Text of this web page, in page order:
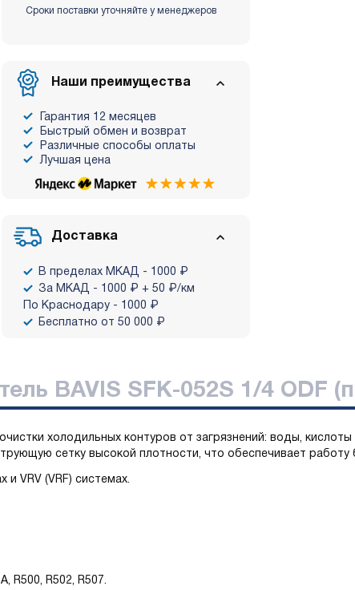
Сроки поставки уточняйте у менеджеров
Наши преимущества
Гарантия 12 месяцев
Быстрый обмен и возврат
Различные способы оплаты
Лучшая цена
Доставка
В пределах МКАД - 1000 ₽
За МКАД - 1000 ₽ + 50 ₽/км
По Краснодару - 1000 ₽
Бесплатно от 50 000 ₽
BAVIS SFK-052S 1/4 ODF
холодильных контуров от загрязнений: воды,
сетку высокой плотности, что обеспечивает
VRV (VRF) системах.
R500, R502, R507.